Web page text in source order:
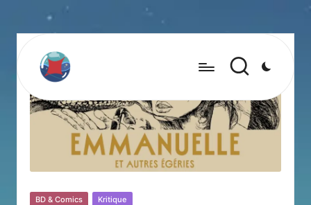
Posted
BD & Comics Kritique